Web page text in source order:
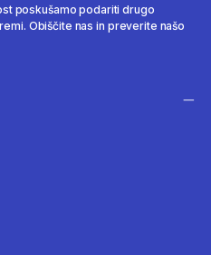
poskušamo podariti drugo
Obiščite nas in preverite našo